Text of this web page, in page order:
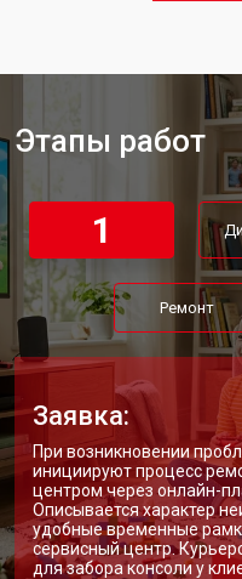
Замена материнской платы
Ремонт Blu-Ray игровой
Этапы работ
1
Ремонт
Заявка:
При возникновении
инициируют процесс
центром через онлайн-
Описывается характер
удобные временные
сервисный центр.
для забора консоли у